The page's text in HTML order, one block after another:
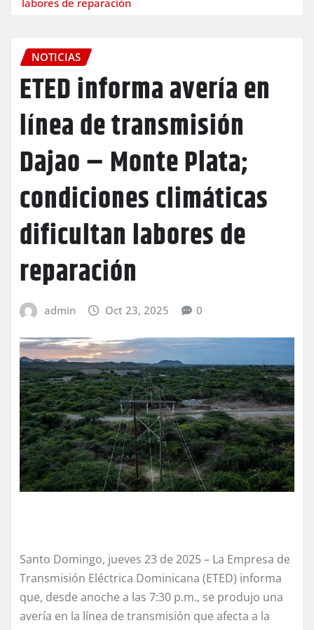
NOTICIAS
ETED informa avería en
línea de transmisión
Dajao – Monte Plata;
condiciones climáticas
dificultan labores de
reparación
admin Oct 23, 2025 0
Santo Domingo, jueves 23 de 2025 – La Empresa de
Transmisión Eléctrica Dominicana (ETED) informa
que, desde anoche a las 7:30 p.m., se produjo una
avería en la línea de transmisión que afecta a la